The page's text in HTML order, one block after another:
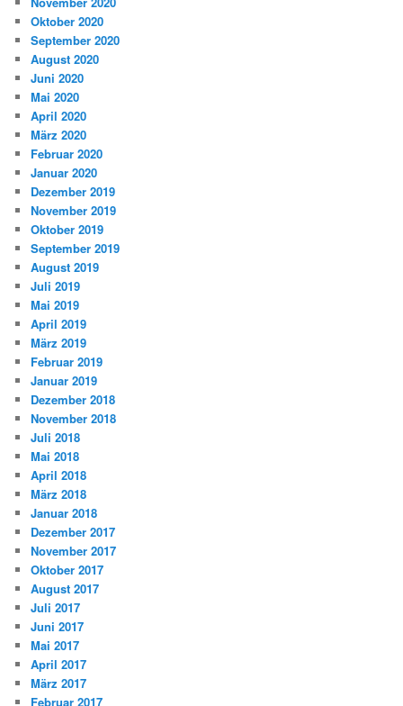
Oktober 2020
September 2020
August 2020
Juni 2020
Mai 2020
April 2020
März 2020
Februar 2020
Januar 2020
Dezember 2019
November 2019
Oktober 2019
September 2019
August 2019
Juli 2019
Mai 2019
April 2019
März 2019
Februar 2019
Januar 2019
Dezember 2018
November 2018
Juli 2018
Mai 2018
April 2018
März 2018
Januar 2018
Dezember 2017
November 2017
Oktober 2017
August 2017
Juli 2017
Juni 2017
Mai 2017
April 2017
März 2017
Februar 2017